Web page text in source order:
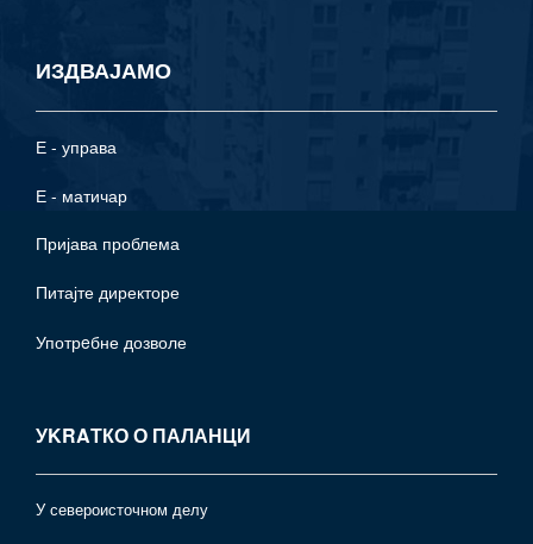
ИЗДВАЈАМО
Е - управа
Е - матичар
Пријава проблема
Питајте директоре
Употрeбне дозволе
УKRAТКО О ПАЛАНЦИ
У североисточном делу